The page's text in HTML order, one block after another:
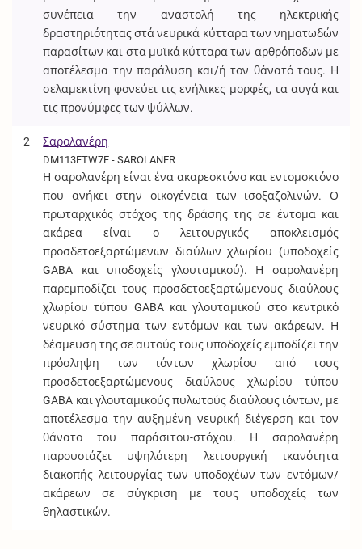
συνέπεια την αναστολή της ηλεκτρικής
δραστηριότητας στά νευρικά κύτταρα των νηματωδών
παρασίτων και στα μυϊκά κύτταρα των αρθρόποδων με
αποτέλεσμα την παράλυση και/ή τον θάνατό τους. Η
σελαμεκτίνη φονεύει τις ενήλικες μορφές, τα αυγά και
τις προνύμφες των ψύλλων.
2 Σαρολανέρη
DM113FTW7F - SAROLANER
Η σαρολανέρη είναι ένα ακαρεοκτόνο και εντομοκτόνο
που ανήκει στην οικογένεια των ισοξαζολινών. Ο
πρωταρχικός στόχος της δράσης της σε έντομα και
ακάρεα είναι ο λειτουργικός αποκλεισμός
προσδετοεξαρτώμενων διαύλων χλωρίου (υποδοχείς
GABA και υποδοχείς γλουταμικού). Η σαρολανέρη
παρεμποδίζει τους προσδετοεξαρτώμενους διαύλους
χλωρίου τύπου GABA και γλουταμικού στο κεντρικό
νευρικό σύστημα των εντόμων και των ακάρεων. Η
δέσμευση της σε αυτούς τους υποδοχείς εμποδίζει την
πρόσληψη των ιόντων χλωρίου από τους
προσδετοεξαρτώμενους διαύλους χλωρίου τύπου
GABA και γλουταμικούς πυλωτούς διαύλους ιόντων, με
αποτέλεσμα την αυξημένη νευρική διέγερση και τον
θάνατο του παράσιτου-στόχου. Η σαρολανέρη
παρουσιάζει υψηλότερη λειτουργική ικανότητα
διακοπής λειτουργίας των υποδοχέων των εντόμων/
ακάρεων σε σύγκριση με τους υποδοχείς των
θηλαστικών.